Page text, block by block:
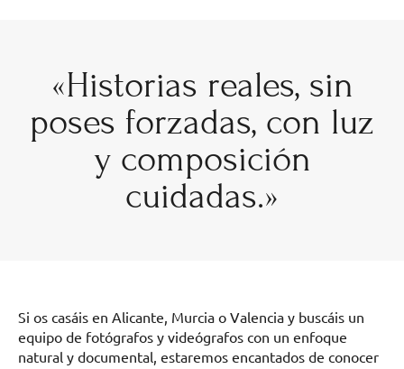
«Historias reales, sin
poses forzadas, con luz
y composición
cuidadas.»
Si os casáis en Alicante, Murcia o Valencia y buscáis un
equipo de fotógrafos y videógrafos con un enfoque
natural y documental, estaremos encantados de conocer